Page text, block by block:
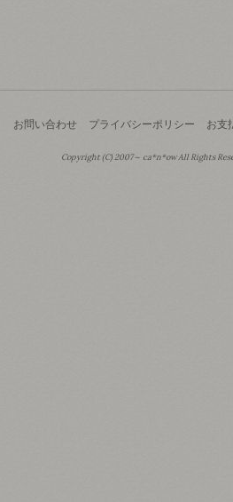
お問い合わせ プライバシーポリシー お支
Copyright (C) 2007～ ca*n*ow All Rights